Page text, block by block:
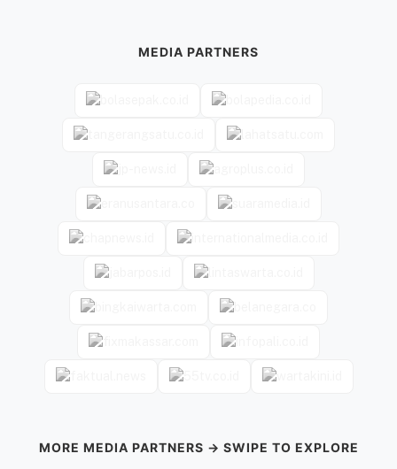
MEDIA PARTNERS
MORE MEDIA PARTNERS → SWIPE TO EXPLORE